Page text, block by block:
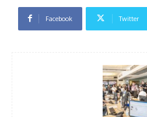
Facebook Twitter